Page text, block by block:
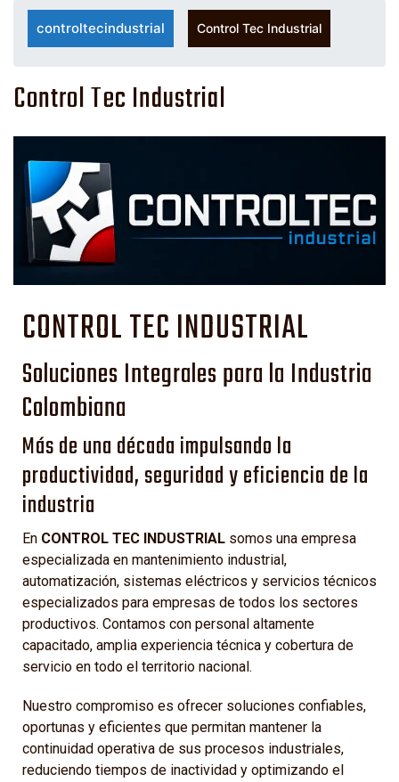
controltecindustrial Control Tec Industrial
Control Tec Industrial
CONTROL TEC INDUSTRIAL
Soluciones Integrales para la Industria
Colombiana
Más de una década impulsando la
productividad, seguridad y eficiencia de la
industria
En CONTROL TEC INDUSTRIAL somos una empresa
especializada en mantenimiento industrial,
automatización, sistemas eléctricos y servicios técnicos
especializados para empresas de todos los sectores
productivos. Contamos con personal altamente
capacitado, amplia experiencia técnica y cobertura de
servicio en todo el territorio nacional.
Nuestro compromiso es ofrecer soluciones confiables,
oportunas y eficientes que permitan mantener la
continuidad operativa de sus procesos industriales,
reduciendo tiempos de inactividad y optimizando el